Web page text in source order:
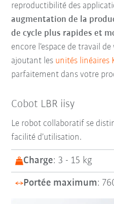
reproductibilité des
augmentation de la
de cycle plus rapides et
encore l’espace de travail
ajoutant les unités linéaires
parfaitement dans votre
Cobot LBR iisy
Le robot collaboratif se
facilité d’utilisation.
Charge: 3 - 15 kg
Portée maximum: